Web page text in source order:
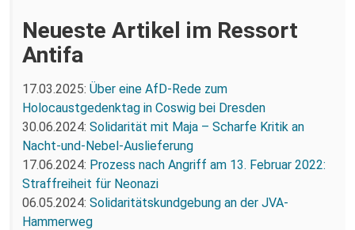
Neueste Artikel im Ressort
Antifa
17.03.2025: Über eine AfD-Rede zum
Holocaustgedenktag in Coswig bei Dresden
30.06.2024: Solidarität mit Maja – Scharfe Kritik an
Nacht-und-Nebel-Auslieferung
17.06.2024: Prozess nach Angriff am 13. Februar 2022:
Straffreiheit für Neonazi
06.05.2024: Solidaritätskundgebung an der JVA-
Hammerweg